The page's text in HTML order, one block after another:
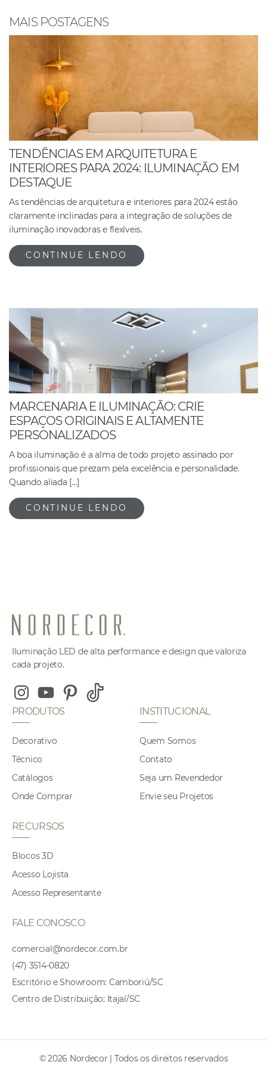
o
k
p
MAIS POSTAGENS
TENDÊNCIAS EM ARQUITETURA E
INTERIORES PARA 2024: ILUMINAÇÃO EM
DESTAQUE
As tendências de arquitetura e interiores para 2024 estão
claramente inclinadas para a integração de soluções de
iluminação inovadoras e flexíveis.
CONTINUE LENDO
MARCENARIA E ILUMINAÇÃO: CRIE
ESPAÇOS ORIGINAIS E ALTAMENTE
PERSONALIZADOS
A boa iluminação é a alma de todo projeto assinado por
profissionais que prezam pela excelência e personalidade.
Quando aliada […]
CONTINUE LENDO
Iluminação LED de alta performance e design que valoriza
cada projeto.
InstagramYoutubePinterest
Tiktok
PRODUTOS
Decorativo
Técnico
Catálogos
Onde Comprar
INSTITUCIONAL
Quem Somos
Contato
Seja um Revendedor
Envie seu Projetos
RECURSOS
Blocos 3D
Acesso Lojista
Acesso Representante
FALE CONOSCO
comercial@nordecor.com.br
(47) 3514-0820
Escritório e Showroom: Camboriú/SC
Centro de Distribuição: Itajaí/SC
© 2026 Nordecor | Todos os direitos reservados